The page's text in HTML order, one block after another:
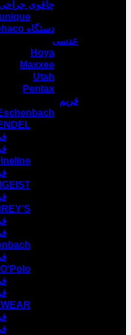
چاقوی
unique
دستگاه phaco
عدسی
Hoya
Maxxee
Utah
Pentax
فریم